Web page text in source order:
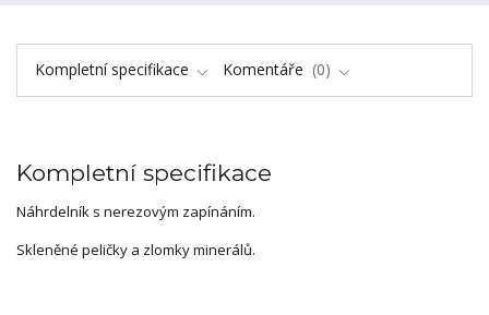
Kompletní specifikace Komentáře 0
Kompletní specifikace
Náhrdelník s nerezovým zapínáním.
Skleněné peličky a zlomky minerálů.